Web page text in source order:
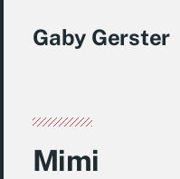
Gaby Gerster
Mimi